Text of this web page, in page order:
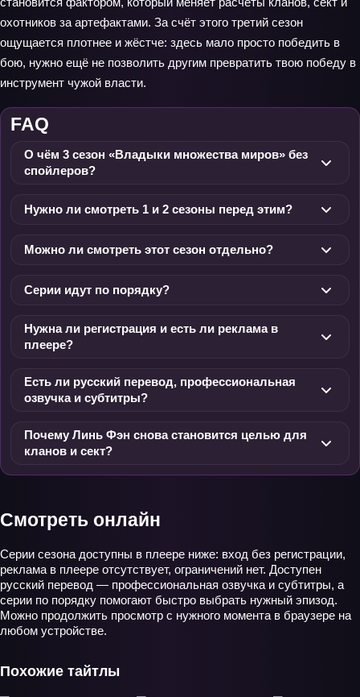
охотников за артефактами. За счёт этого третий сезон
ощущается плотнее и жёстче: здесь мало просто победить в
бою, нужно ещё не позволить другим превратить твою победу в
инструмент чужой власти.
FAQ
О чём 3 сезон «Владыки множества миров» без
спойлеров?
Нужно ли смотреть 1 и 2 сезоны перед этим?
Можно ли смотреть этот сезон отдельно?
Серии идут по порядку?
Нужна ли регистрация и есть ли реклама в
плеере?
Есть ли русский перевод, профессиональная
озвучка и субтитры?
Почему Линь Фэн снова становится целью для
кланов и сект?
Смотреть онлайн
Серии сезона доступны в плеере ниже: вход без регистрации,
реклама в плеере отсутствует, ограничений нет. Доступен
русский перевод — профессиональная озвучка и субтитры, а
серии по порядку помогают быстро выбрать нужный эпизод.
Можно продолжить просмотр с нужного момента в браузере на
любом устройстве.
Похожие тайтлы